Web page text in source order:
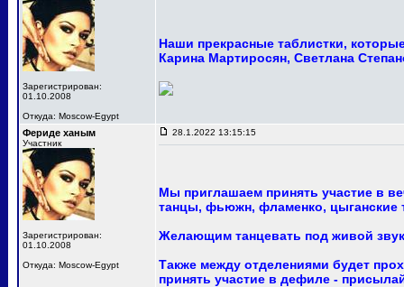
Зарегистрирован:
01.10.2008
Откуда: Moscow-Egypt
Наши прекрасные таблистки,
Карина Мартиросян, Светлана
Фериде ханым
Участник
Зарегистрирован:
01.10.2008
Откуда: Moscow-Egypt
28.1.2022 13:15:15
Мы приглашаем принять участие в
танцы, фьюжн, фламенко, цыганские
Желающим танцевать под живой
Также между отделениями будет
принять участие в дефиле -